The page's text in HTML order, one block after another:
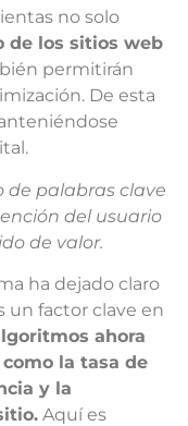
no solo
de los sitios web
permitirán
De esta
de palabras clave
del usuario
de valor.
ha dejado claro
un factor clave en
ahora
la tasa de
y la
Aquí es